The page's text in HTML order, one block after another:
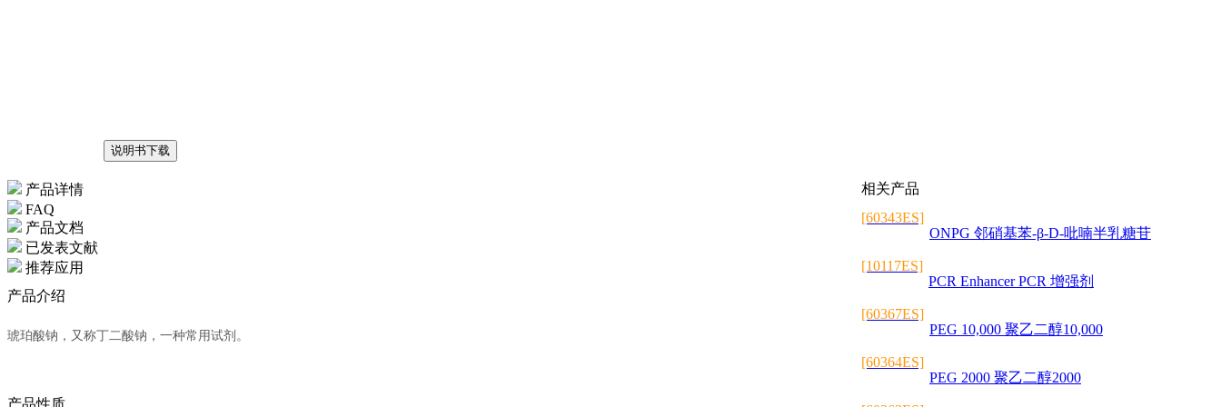
说明书下载
产品详情
FAQ
产品文档
已发表文献
推荐应用
产品介绍
琥珀酸钠，又称丁二酸钠，一种常用试剂。
产品性质
相关产品
[60343ES]
ONPG 邻硝基苯-β-D-吡喃半乳糖苷
[10117ES]
PCR Enhancer PCR 增强剂
[60367ES]
PEG 10,000 聚乙二醇10,000
[60364ES]
PEG 2000 聚乙二醇2000